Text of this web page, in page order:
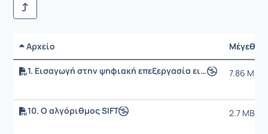
Αρχείο Μέγεθος
1. Εισαγωγή στην ψηφιακή επεξεργασία εικόνας 7.86 MB
10. Ο αλγόριθμος SIFT 2.7 MB